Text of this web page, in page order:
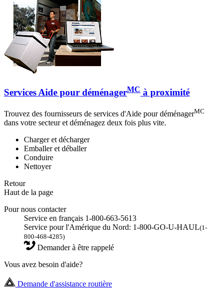
Services Aide pour déménagerMC à proximité
Trouvez des fournisseurs de services d'Aide pour déménagerMC
dans votre secteur et déménagez deux fois plus vite.
Charger et décharger
Emballer et déballer
Conduire
Nettoyer
Retour
Haut de la page
Pour nous contacter
Service en français 1-800-663-5613
Service pour l'Amérique du Nord: 1-800-GO-U-HAUL(1-
800-468-4285)
Demander à être rappelé
Vous avez besoin d'aide?
Demande d'assistance routière